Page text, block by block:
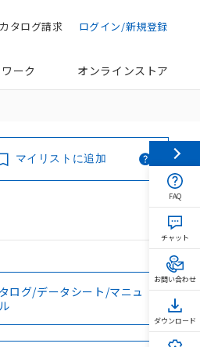
ログイン/新規登録
カタログ請求
ーク オンラインストア
マイリストに追加
ログ/データシート/マニュ
FAQ
チャット
お問い合わせ
ダウンロード